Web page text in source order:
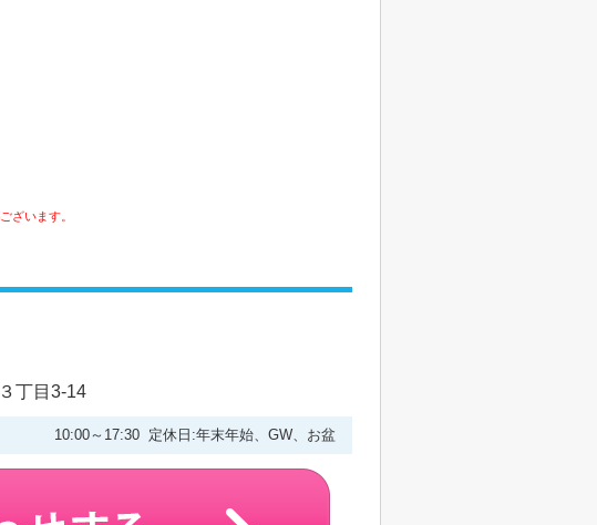
ざいます。
丁目3-14
10:00～17:30 定休日:年末年始、GW、お盆